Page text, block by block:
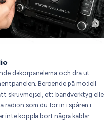
dekorpanelerna och dra ut
Beroende på modell
skruvmejsel, ett bändverktyg
radion som du för in i spåren i
inte koppla bort några kablar.